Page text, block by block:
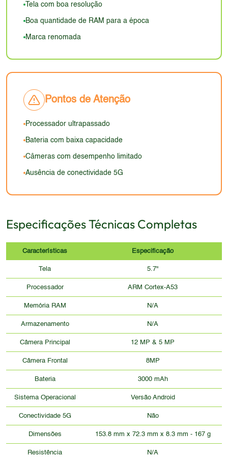
em um smartphone atual.
atualmente. A durabilidade do dispositivo,
dependendo dos materiais utilizados, pode ser um
Tela com boa resolução
Boa quantidade de RAM para a época
Marca renomada
Pontos de Atenção
Processador ultrapassado
Bateria com baixa capacidade
Câmeras com desempenho limitado
Ausência de conectividade 5G
Especificações Técnicas Completas
Características Especificação
Tela 5.7"
Processador ARM Cortex-A53
Memória RAM N/A
Armazenamento N/A
Câmera Principal 12 MP & 5 MP
Câmera Frontal 8MP
Bateria 3000 mAh
Sistema Operacional Versão Android
Conectividade 5G Não
Dimensões 153.8 mm x 72.3 mm x 8.3 mm - 167 g
Resistência N/A